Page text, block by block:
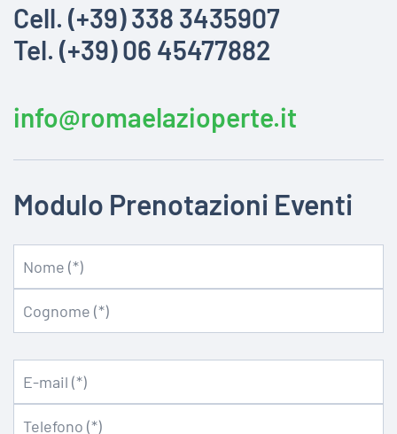
Cell. (+39) 338 3435907
Tel. (+39) 06 45477882
info@romaelazioperte.it
Modulo Prenotazioni Eventi